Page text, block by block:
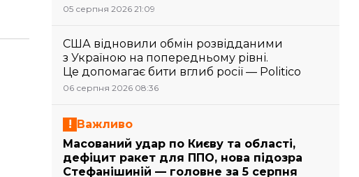
05 серпня 2026 21:09
США відновили обмін розвідданими
з Україною на попередньому рівні.
Це допомагає бити вглиб росії — Politico
06 серпня 2026 08:36
Важливо
Масований удар по Києву та області,
дефіцит ракет для ППО, нова підозра
Стефанішиній — головне за 5 серпня